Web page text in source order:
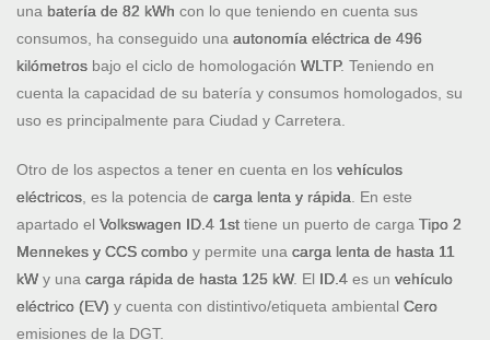
una batería de 82 kWh con lo que teniendo en cuenta sus
consumos, ha conseguido una autonomía eléctrica de 496
kilómetros bajo el ciclo de homologación WLTP. Teniendo en
cuenta la capacidad de su batería y consumos homologados, su
uso es principalmente para Ciudad y Carretera.
Otro de los aspectos a tener en cuenta en los vehículos
eléctricos, es la potencia de carga lenta y rápida. En este
apartado el Volkswagen ID.4 1st tiene un puerto de carga Tipo 2
Mennekes y CCS combo y permite una carga lenta de hasta 11
kW y una carga rápida de hasta 125 kW. El ID.4 es un vehículo
eléctrico (EV) y cuenta con distintivo/etiqueta ambiental Cero
emisiones de la DGT.